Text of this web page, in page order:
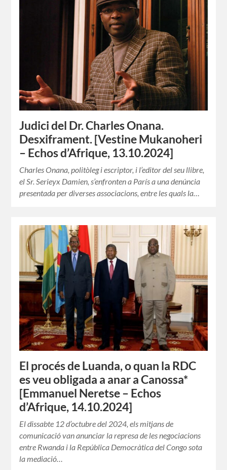
Judici del Dr. Charles Onana.
Desxiframent. [Vestine Mukanoheri
– Echos d’Afrique, 13.10.2024]
Charles Onana, politòleg i escriptor, i l’editor del seu llibre,
el Sr. Serieyx Damien, s’enfronten a París a una denúncia
presentada per diverses associacions, entre les quals la…
El procés de Luanda, o quan la RDC
es veu obligada a anar a Canossa*
[Emmanuel Neretse – Echos
d’Afrique, 14.10.2024]
El dissabte 12 d’octubre del 2024, els mitjans de
comunicació van anunciar la represa de les negociacions
entre Rwanda i la República Democràtica del Congo sota
la mediació…